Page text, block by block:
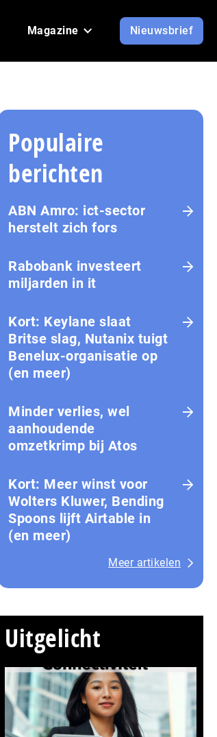
Magazine Nieuwsbrief
Populaire
berichten
ABN Amro: ict-sector
herstelt zich fors
Rabobank investeert
miljarden in it
Kort: Keylane slaat
Britse slag, Nutanix tuigt
Benelux-organisatie op
(en meer)
Minder verlies, wel
aanhoudende
omzetkrimp bij Atos
Kort: Meer winst voor
Wolters Kluwer, Bending
Spoons lijft Airtable in
(en meer)
Meer artikelen
Uitgelicht